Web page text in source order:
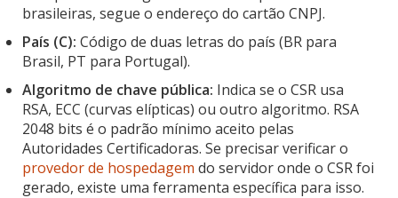
brasileiras, segue o endereço do cartão CNPJ.
País (C): Código de duas letras do país (BR para
Brasil, PT para Portugal).
Algoritmo de chave pública: Indica se o CSR usa
RSA, ECC (curvas elípticas) ou outro algoritmo. RSA
2048 bits é o padrão mínimo aceito pelas
Autoridades Certificadoras. Se precisar verificar o
provedor de hospedagem do servidor onde o CSR foi
gerado, existe uma ferramenta específica para isso.